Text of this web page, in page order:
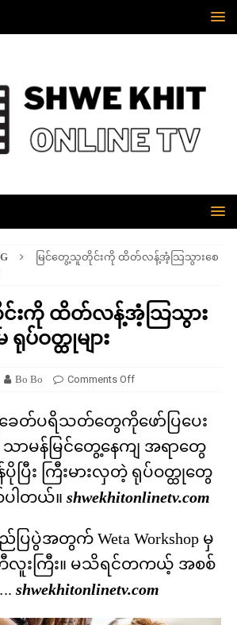
မြင်တွေ့သူတိုင်းကို ထိတ်လန့်အံ့သြသွားစေ
င်းကို ထိတ်လန့်အံ့သြသွား
ပ်ဝတ္ထုများ
Bo Bo Comments Off
ေတ်ပရိသတ်တွေကိုဖော်ပြပေး
ာမန်မြင်တွေ့နေကျ အရာတွေ
း ကြီးမားလှတဲ့ ရုပ်ဝတ္ထုတွေ
ပါတယ်။ shwekhitonlinetv.com
ြပွဲအတွက် Weta Workshop မှ
းကြီး။ မသိရင်တကယ့် အစစ်
shwekhitonlinetv.com